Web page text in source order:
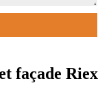
façade Riex